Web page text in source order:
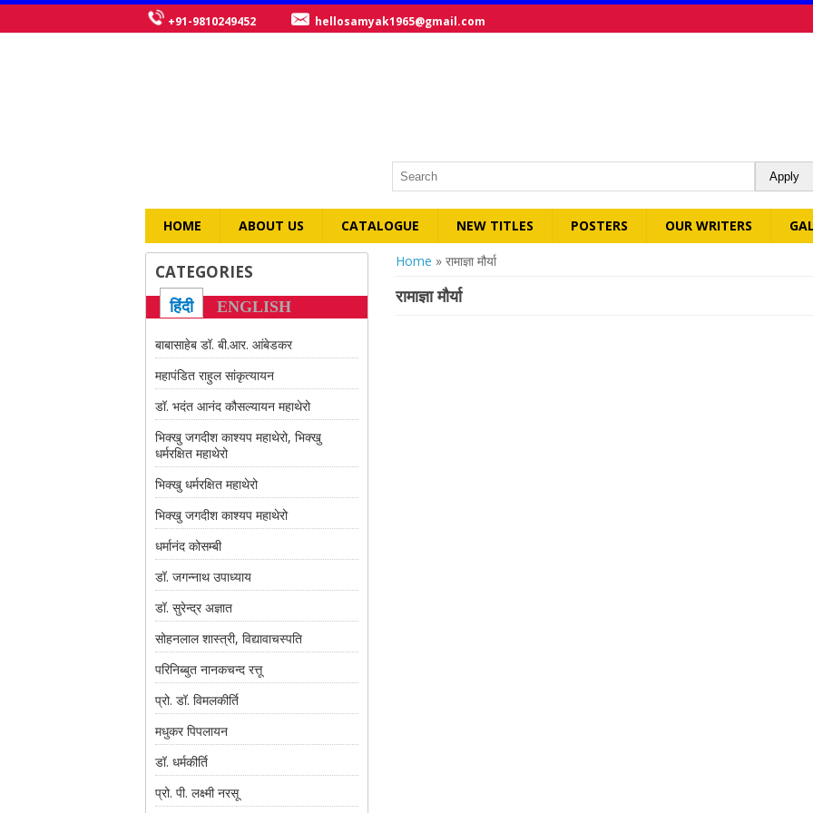
+91-9810249452 hellosamyak1965@gmail.com
HOME ABOUT US CATALOGUE NEW TITLES POSTERS OUR WRITERS
You are here
Home » रामाज्ञा मौर्या
रामाज्ञा मौर्या
CATEGORIES
हिंदी ENGLISH
बाबासाहेब डॉ. बी.आर. आंबेडकर
महापंडित राहुल सांकृत्यायन
डॉ. भदंत आनंद कौसल्यायन महाथेरो
भिक्खु जगदीश काश्यप महाथेरो, भिक्खु
धर्मरक्षित महाथेरो
भिक्खु धर्मरक्षित महाथेरो
भिक्खु जगदीश काश्यप महाथेरो
धर्मानंद कोसम्बी
डॉ. जगन्नाथ उपाध्याय
डॉ. सुरेन्द्र अज्ञात
सोहनलाल शास्त्री, विद्यावाचस्पति
परिनिब्बुत नानकचन्द रत्तू
प्रो. डॉ. विमलकीर्ति
मधुकर पिपलायन
डॉ. धर्मकीर्ति
प्रो. पी. लक्ष्मी नरसू